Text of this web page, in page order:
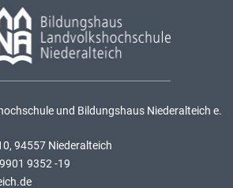
und Bildungshaus Niederalteich e.
94557 Niederalteich
9352 -19